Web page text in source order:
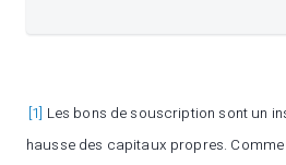
[1] Les bons de souscription sont un
hausse des capitaux propres.